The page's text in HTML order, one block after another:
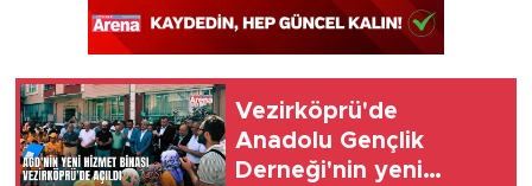
Vezirköprü'de
Anadolu Gençlik
Derneği'nin yeni